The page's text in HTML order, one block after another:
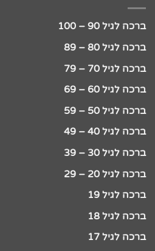
ברכה לגיל 90 – 100
ברכה לגיל 80 – 89
ברכה לגיל 70 – 79
ברכה לגיל 60 – 69
ברכה לגיל 50 – 59
ברכה לגיל 40 – 49
ברכה לגיל 30 – 39
ברכה לגיל 20 – 29
ברכה לגיל 19
ברכה לגיל 18
ברכה לגיל 17